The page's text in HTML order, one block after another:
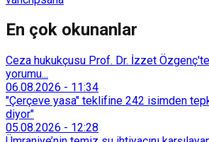
En çok okunanlar
Ceza hukukçusu Prof. Dr. İzzet
yorumu...
06.08.2026 - 11:34
"Çerçeve yasa" teklifine 242 isimden
diyor"
05.08.2026 - 12:28